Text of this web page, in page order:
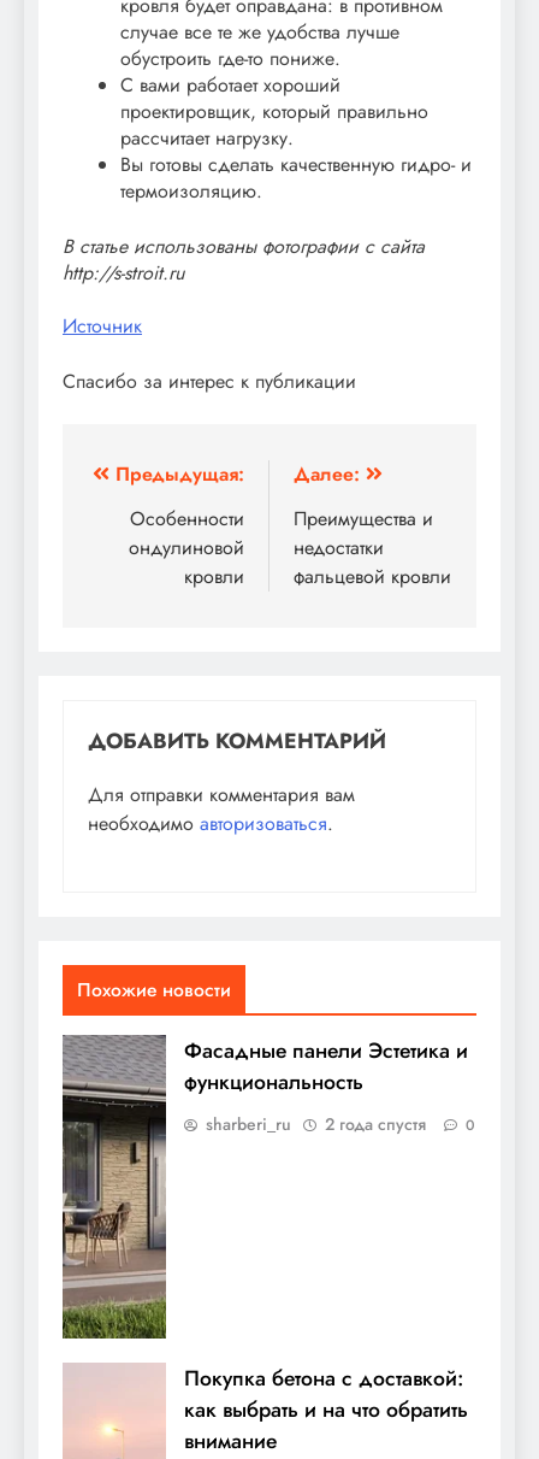
случае все те же удобства лучше
обустроить где-то пониже.
С вами работает хороший
проектировщик, который правильно
рассчитает нагрузку.
Вы готовы сделать качественную гидро- и
термоизоляцию.
В статье использованы фотографии с сайта
http://s-stroit.ru
Источник
Спасибо за интерес к публикации
Навигация
записям
Предыдущая:
Особенности
ондулиновой
кровли
Далее:
Преимущества и
недостатки
фальцевой кровли
ДОБАВИТЬ КОММЕНТАРИЙ
Для отправки комментария вам
необходимо авторизоваться.
Похожие новости
Фасадные панели Эстетика и
функциональность
sharberi_ru 2 года спустя 0
Покупка бетона с доставкой:
как выбрать и на что обратить
внимание